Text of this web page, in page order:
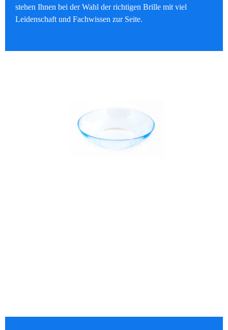
stehen Ihnen bei der Wahl der richtigen Brille mit viel
Leidenschaft und Fachwissen zur Seite.